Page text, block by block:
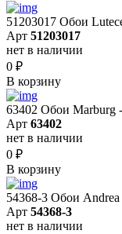
51203017 Обои
Арт 51203017
нет в наличии
0 ₽
В корзину
63402 Обои Marburg
Арт 63402
нет в наличии
0 ₽
В корзину
54368-3 Обои Andrea
Арт 54368-3
нет в наличии